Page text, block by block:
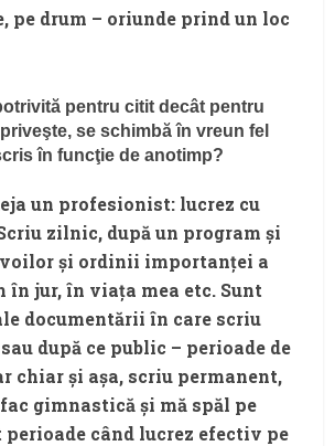
pe drum – oriunde prind un loc
pentru citit decât pentru
se schimbă în vreun fel
în funcţie de anotimp?
un profesionist: lucrez cu
zilnic, după un program şi
şi ordinii importanţei a
în jur, în viaţa mea etc. Sunt
documentării în care scriu
după ce public – perioade de
chiar şi aşa, scriu permanent,
gimnastică şi mă spăl pe
perioade când lucrez efectiv pe